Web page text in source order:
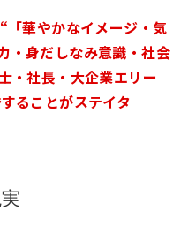
“「華やかなイメージ・気
・身だしなみ意識・社会
・社長・大企業エリー
ることがステイタ